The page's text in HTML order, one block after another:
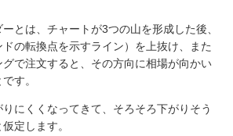
とは、チャートが3つの山を形成した後、
の転換点を示すライン）を上抜け、また
で注文すると、その方向に相場が向かい
す。
にくくなってきて、そろそろ下がりそう
定します。